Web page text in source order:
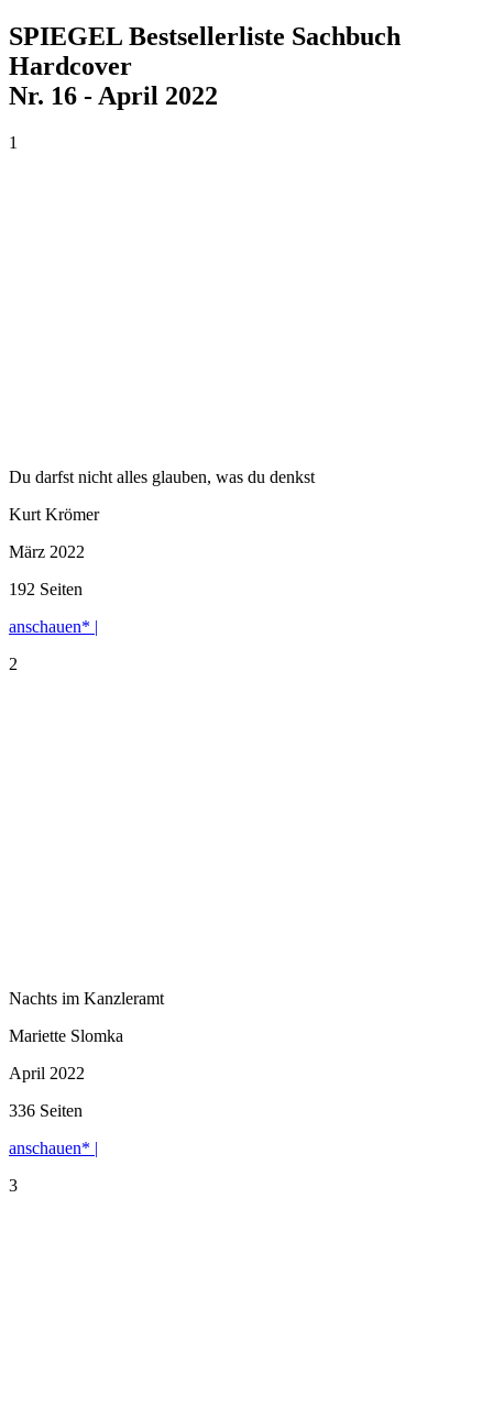
SPIEGEL Bestsellerliste Sachbuch
Hardcover
Nr. 16 - April 2022
1
Du darfst nicht alles glauben, was du denkst
Kurt Krömer
März 2022
192 Seiten
anschauen* |
2
Nachts im Kanzleramt
Mariette Slomka
April 2022
336 Seiten
anschauen* |
3